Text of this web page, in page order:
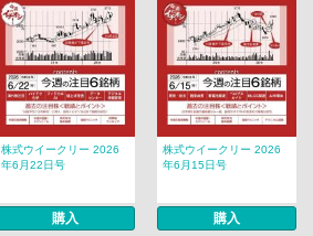
株式ウイークリー 2026
年6月22日号
購入
株式ウイークリー 2026
年6月15日号
購入